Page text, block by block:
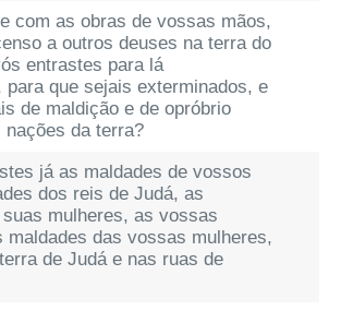
com as obras de vossas mãos,
a outros deuses na terra do
entrastes para lá
para que sejais exterminados, e
de maldição e de opróbrio
da terra?
já as maldades de vossos
dos reis de Judá, as
mulheres, as vossas
maldades das vossas mulheres,
de Judá e nas ruas de